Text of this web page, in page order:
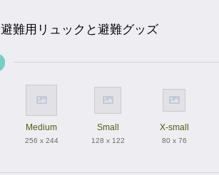
避難用リュックと避難グッズ
Medium
256 x 244
Small
128 x 122
X-small
80 x 76